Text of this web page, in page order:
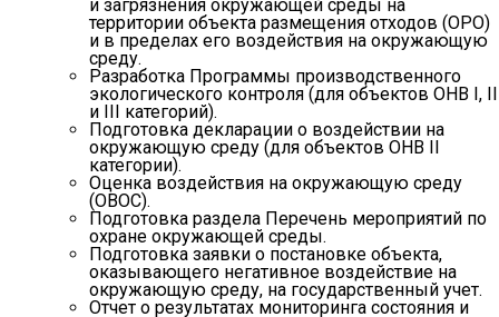
и загрязнения окружающей среды на
территории объекта размещения отходов (ОРО)
и в пределах его воздействия на окружающую
среду.
Разработка Программы производственного
экологического контроля (для объектов ОНВ I, II
и III категорий).
Подготовка декларации о воздействии на
окружающую среду (для объектов ОНВ II
категории).
Оценка воздействия на окружающую среду
(ОВОС).
Подготовка раздела Перечень мероприятий по
охране окружающей среды.
Подготовка заявки о постановке объекта,
оказывающего негативное воздействие на
окружающую среду, на государственный учет.
Отчет о результатах мониторинга состояния и